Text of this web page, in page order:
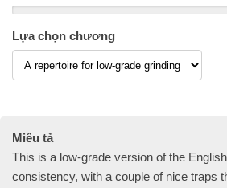
Lựa chọn chương
Miêu tả
This is a low-grade version of the
consistency, with a couple of nice traps